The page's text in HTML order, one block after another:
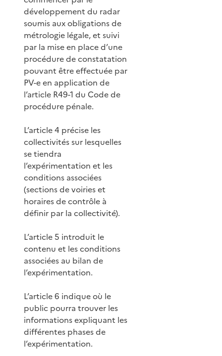
développement du radar
soumis aux obligations de
métrologie légale, et suivi
par la mise en place d’une
procédure de constatation
pouvant être effectuée par
PV-e en application de
l’article R49-1 du Code de
procédure pénale.
L’article 4 précise les
collectivités sur lesquelles
se tiendra
l’expérimentation et les
conditions associées
(sections de voiries et
horaires de contrôle à
définir par la collectivité).
L’article 5 introduit le
contenu et les conditions
associées au bilan de
l’expérimentation.
L’article 6 indique où le
public pourra trouver les
informations expliquant les
différentes phases de
l’expérimentation.